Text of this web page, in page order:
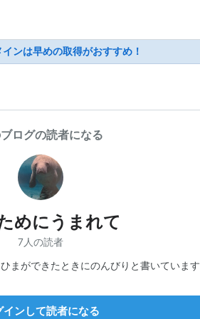
ンは早めの取得がおすすめ！
ログの読者になる
めにうまれて
7人の読者
まができたときにのんびりと書いていま
インして読者になる